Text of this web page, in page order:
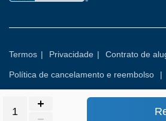
Termos | Privacidade | Contrato de
Política de cancelamento e reembolso |